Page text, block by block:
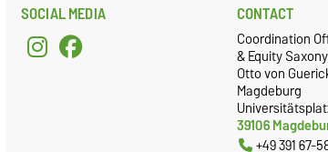
SOCIAL MEDIA CONTACT
Coordination
& Equity
Otto von
Magdeburg
39106
+49 391 67-